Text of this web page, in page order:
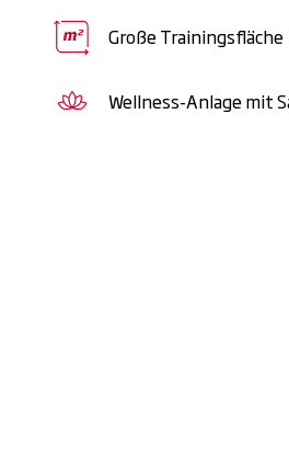
Große Trainingsfläche
Wellness-Anlage mit